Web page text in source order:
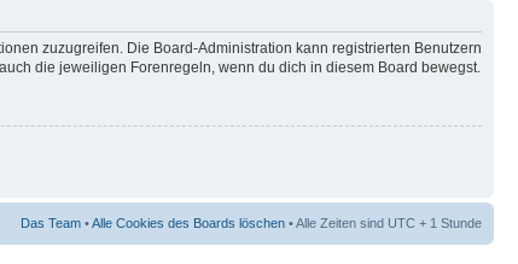
zuzugreifen. Die Board-Administration kann registrierten Benutzern
die jeweiligen Forenregeln, wenn du dich in diesem Board bewegst.
Das Team •Alle Cookies des Boards löschen • Alle Zeiten sind UTC + 1 Stunde